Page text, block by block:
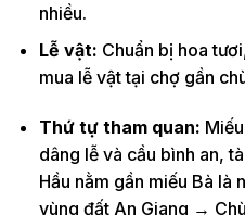
nhiều.
Lễ vật: Chuẩn bị hoa
mua lễ vật tại chợ gần
Thứ tự tham quan:
dâng lễ và cầu bình an,
Hầu nằm gần miếu Bà là
vùng đất An Giang →